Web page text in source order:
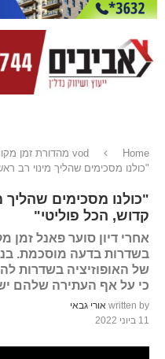
Home
vod מהדורת זמן מקומי
"כולנו מסכימים שהליך מינוי רב
"כולנו מסכימים שהליך
קדוש, הכל פוליטי"
אחרי דיון סוער פאנל זמן
בשדרות בדעה מוסכמת.
של האופוזיציה בשדרות
כי על אף העתירה שלהם
written by אורי גבאי
11 ביוני 2022